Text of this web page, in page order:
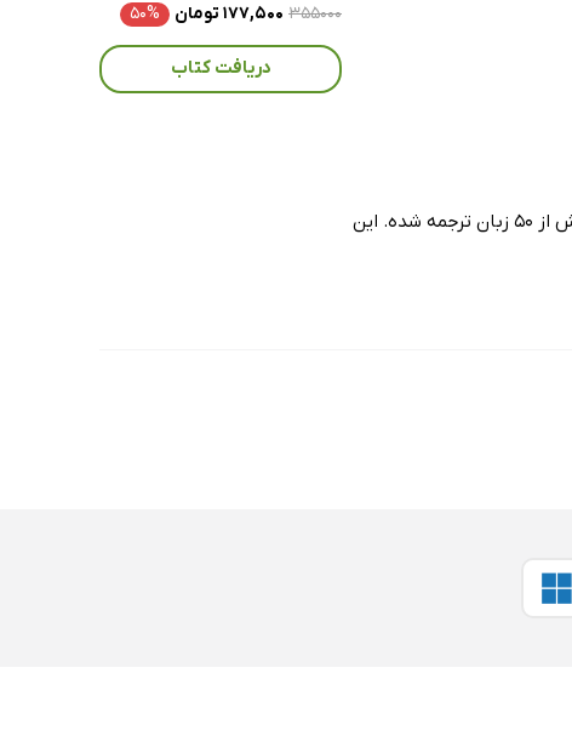
کتاب شوایک اثر کلاسیک و ماندگار یاروسلاو هاشک ، شاهکاری در سبک کمدی و هجو است که به بیش از 50 زبان ترجمه شده. این
۳۵۵۰۰۰ ۱۷۷,۵۰۰ تومان ۵۰%
دریافت کتاب